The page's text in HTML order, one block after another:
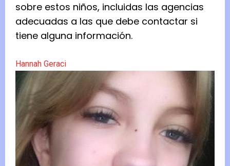
sobre estos niños, incluidas las agencias
adecuadas a las que debe contactar si
tiene alguna información.
Hannah Geraci